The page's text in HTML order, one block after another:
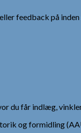
feedback på
du får indlæg,
og formidling